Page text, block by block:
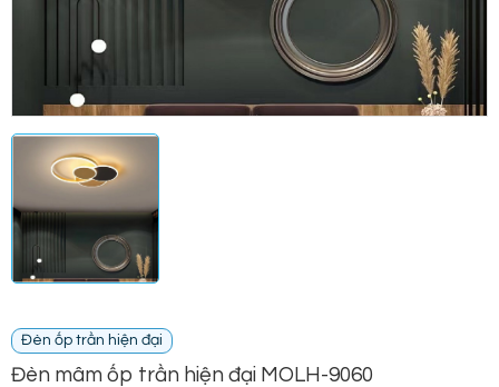
Đèn ốp trần hiện đại
Đèn mâm ốp trần hiện đại MOLH-9060